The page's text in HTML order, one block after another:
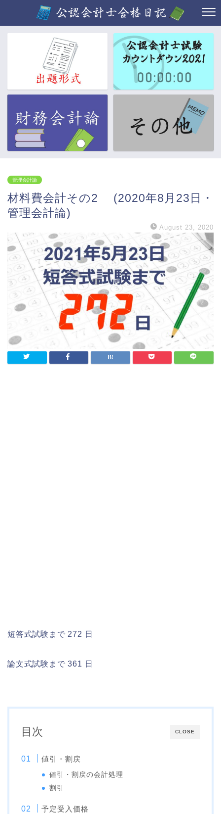
管理会計論
材料費会計その2 (2020年8月23日・
管理会計論)
August 23, 2020
短答式試験まで 272 日
論文式試験まで 361 日
CLOSE
目次
値引・割戻
値引・割戻の会計処理
割引
予定受入価格